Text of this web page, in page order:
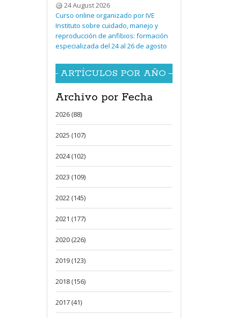
24 August 2026
Curso online organizado por IVE
Instituto sobre cuidado, manejo y
reproducción de anfibios: formación
especializada del 24 al 26 de agosto
ARTÍCULOS POR AÑO
Archivo por Fecha
2026 (88)
2025 (107)
2024 (102)
2023 (109)
2022 (145)
2021 (177)
2020 (226)
2019 (123)
2018 (156)
2017 (41)